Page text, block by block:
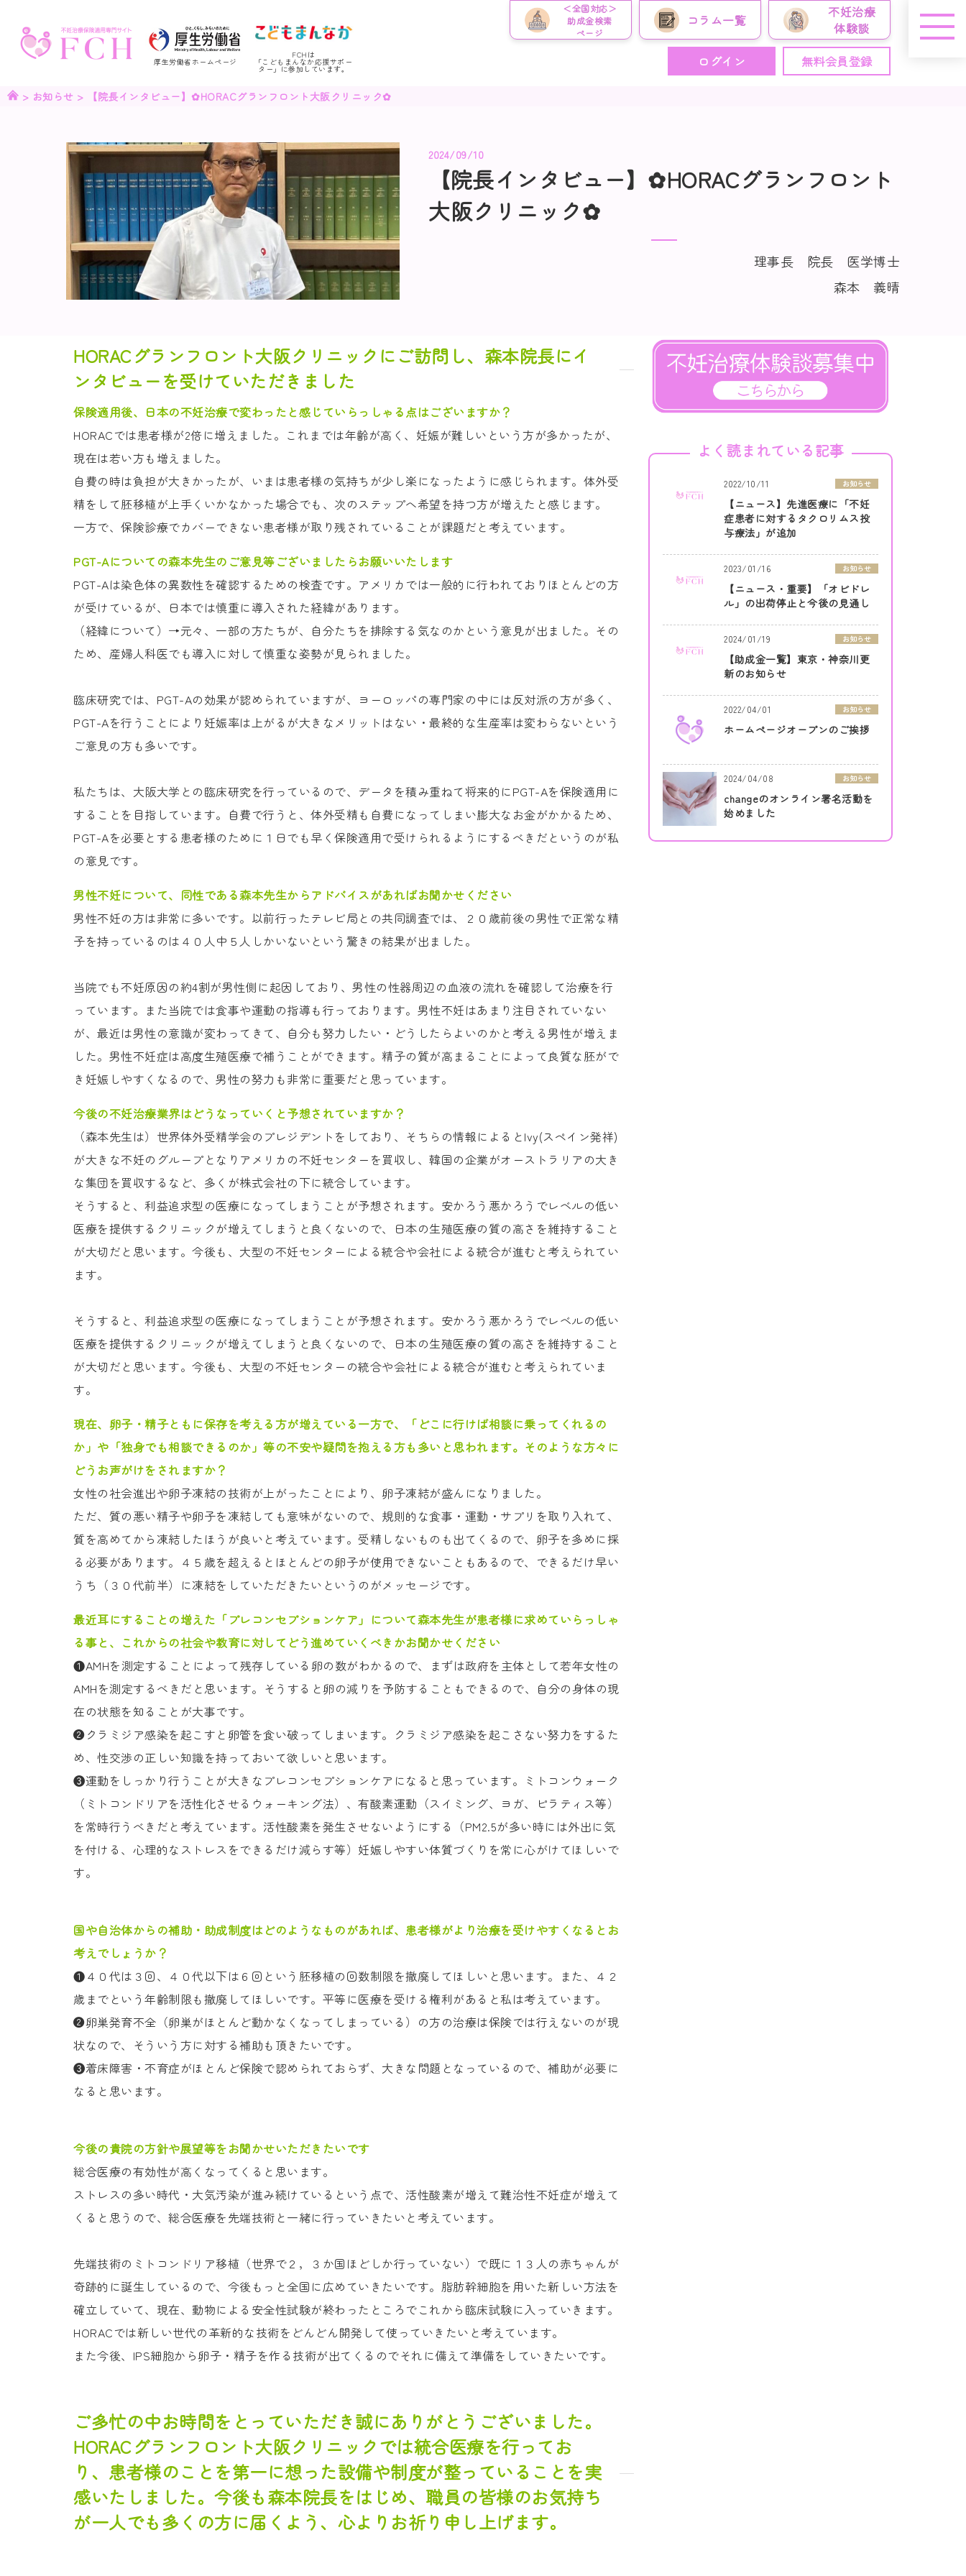
厚生労働省ホームページ
FCHは
「こどもまんなか応援サポー
ター」に参加しています。
＜全国対応＞
助成金検索
ページ
コラム一覧
不妊治療
体験談
ログイン
無料会員登録
> お知らせ > 【院長インタビュー】✿HORACグランフロント大阪クリニック✿
2024/09/10
【院長インタビュー】✿HORACグランフロント
大阪クリニック✿
理事長 院長 医学博士
森本 義晴
HORACグランフロント大阪クリニックにご訪問し、森本院長にイ
ンタビューを受けていただきました
保険適用後、日本の不妊治療で変わったと感じていらっしゃる点はございますか？
HORACでは患者様が2倍に増えました。これまでは年齢が高く、妊娠が難しいという方が多かったが、
現在は若い方も増えました。
自費の時は負担が大きかったが、いまは患者様の気持ちが少し楽になったように感じられます。体外受
精をして胚移植が上手くいかなかった場合でも、次のステップへ希望を持つ方が増えたと感じます。
一方で、保険診療でカバーできない患者様が取り残されていることが課題だと考えています。
PGT-Aについての森本先生のご意見等ございましたらお願いいたします
PGT-Aは染色体の異数性を確認するための検査です。アメリカでは一般的に行われておりほとんどの方
が受けているが、日本では慎重に導入された経緯があります。
（経緯について）→元々、一部の方たちが、自分たちを排除する気なのかという意見が出ました。その
ため、産婦人科医でも導入に対して慎重な姿勢が見られました。
臨床研究では、PGT-Aの効果が認められていますが、ヨーロッパの専門家の中には反対派の方が多く、
PGT-Aを行うことにより妊娠率は上がるが大きなメリットはない・最終的な生産率は変わらないという
ご意見の方も多いです。
私たちは、大阪大学との臨床研究を行っているので、データを積み重ねて将来的にPGT-Aを保険適用に
することを目指しています。自費で行うと、体外受精も自費になってしまい膨大なお金がかかるため、
PGT-Aを必要とする患者様のために１日でも早く保険適用で受けられるようにするべきだというのが私
の意見です。
男性不妊について、同性である森本先生からアドバイスがあればお聞かせください
男性不妊の方は非常に多いです。以前行ったテレビ局との共同調査では、２０歳前後の男性で正常な精
子を持っているのは４０人中５人しかいないという驚きの結果が出ました。
当院でも不妊原因の約4割が男性側に起因しており、男性の性器周辺の血液の流れを確認して治療を行
っています。また当院では食事や運動の指導も行っております。男性不妊はあまり注目されていない
が、最近は男性の意識が変わってきて、自分も努力したい・どうしたらよいのかと考える男性が増えま
した。男性不妊症は高度生殖医療で補うことができます。精子の質が高まることによって良質な胚がで
き妊娠しやすくなるので、男性の努力も非常に重要だと思っています。
今後の不妊治療業界はどうなっていくと予想されていますか？
（森本先生は）世界体外受精学会のプレジデントをしており、そちらの情報によるとIvy(スペイン発祥)
が大きな不妊のグループとなりアメリカの不妊センターを買収し、韓国の企業がオーストラリアの大き
な集団を買収するなど、多くが株式会社の下に統合しています。
そうすると、利益追求型の医療になってしまうことが予想されます。安かろう悪かろうでレベルの低い
医療を提供するクリニックが増えてしまうと良くないので、日本の生殖医療の質の高さを維持すること
が大切だと思います。今後も、大型の不妊センターによる統合や会社による統合が進むと考えられてい
ます。
そうすると、利益追求型の医療になってしまうことが予想されます。安かろう悪かろうでレベルの低い
医療を提供するクリニックが増えてしまうと良くないので、日本の生殖医療の質の高さを維持すること
が大切だと思います。今後も、大型の不妊センターの統合や会社による統合が進むと考えられていま
す。
現在、卵子・精子ともに保存を考える方が増えている一方で、「どこに行けば相談に乗ってくれるの
か」や「独身でも相談できるのか」等の不安や疑問を抱える方も多いと思われます。そのような方々に
どうお声がけをされますか？
女性の社会進出や卵子凍結の技術が上がったことにより、卵子凍結が盛んになりました。
ただ、質の悪い精子や卵子を凍結しても意味がないので、規則的な食事・運動・サプリを取り入れて、
質を高めてから凍結したほうが良いと考えています。受精しないものも出てくるので、卵子を多めに採
る必要があります。４５歳を超えるとほとんどの卵子が使用できないこともあるので、できるだけ早い
うち（３０代前半）に凍結をしていただきたいというのがメッセージです。
最近耳にすることの増えた「プレコンセプションケア」について森本先生が患者様に求めていらっしゃ
る事と、これからの社会や教育に対してどう進めていくべきかお聞かせください
❶AMHを測定することによって残存している卵の数がわかるので、まずは政府を主体として若年女性の
AMHを測定するべきだと思います。そうすると卵の減りを予防することもできるので、自分の身体の現
在の状態を知ることが大事です。
❷クラミジア感染を起こすと卵管を食い破ってしまいます。クラミジア感染を起こさない努力をするた
め、性交渉の正しい知識を持っておいて欲しいと思います。
❸運動をしっかり行うことが大きなプレコンセプションケアになると思っています。ミトコンウォーク
（ミトコンドリアを活性化させるウォーキング法）、有酸素運動（スイミング、ヨガ、ピラティス等）
を常時行うべきだと考えています。活性酸素を発生させないようにする（PM2.5が多い時には外出に気
を付ける、心理的なストレスをできるだけ減らす等）妊娠しやすい体質づくりを常に心がけてほしいで
す。
国や自治体からの補助・助成制度はどのようなものがあれば、患者様がより治療を受けやすくなるとお
考えでしょうか？
❶４０代は３回、４０代以下は６回という胚移植の回数制限を撤廃してほしいと思います。また、４２
歳までという年齢制限も撤廃してほしいです。平等に医療を受ける権利があると私は考えています。
❷卵巣発育不全（卵巣がほとんど動かなくなってしまっている）の方の治療は保険では行えないのが現
状なので、そういう方に対する補助も頂きたいです。
❸着床障害・不育症がほとんど保険で認められておらず、大きな問題となっているので、補助が必要に
なると思います。
今後の貴院の方針や展望等をお聞かせいただきたいです
総合医療の有効性が高くなってくると思います。
ストレスの多い時代・大気汚染が進み続けているという点で、活性酸素が増えて難治性不妊症が増えて
くると思うので、総合医療を先端技術と一緒に行っていきたいと考えています。
先端技術のミトコンドリア移植（世界で２，３か国ほどしか行っていない）で既に１３人の赤ちゃんが
奇跡的に誕生しているので、今後もっと全国に広めていきたいです。脂肪幹細胞を用いた新しい方法を
確立していて、現在、動物による安全性試験が終わったところでこれから臨床試験に入っていきます。
HORACでは新しい世代の革新的な技術をどんどん開発して使っていきたいと考えています。
また今後、IPS細胞から卵子・精子を作る技術が出てくるのでそれに備えて準備をしていきたいです。
ご多忙の中お時間をとっていただき誠にありがとうございました。
HORACグランフロント大阪クリニックでは統合医療を行ってお
り、患者様のことを第一に想った設備や制度が整っていることを実
感いたしました。今後も森本院長をはじめ、職員の皆様のお気持ち
が一人でも多くの方に届くよう、心よりお祈り申し上げます。
よく読まれている記事
2022/10/11 お知らせ
【ニュース】先進医療に「不妊
症患者に対するタクロリムス投
与療法」が追加
2023/01/16 お知らせ
【ニュース・重要】「オビドレ
ル」の出荷停止と今後の見通し
2024/01/19 お知らせ
【助成金一覧】東京・神奈川更
新のお知らせ
2022/04/01 お知らせ
ホームページオープンのご挨拶
2024/04/08 お知らせ
changeのオンライン署名活動を
始めました